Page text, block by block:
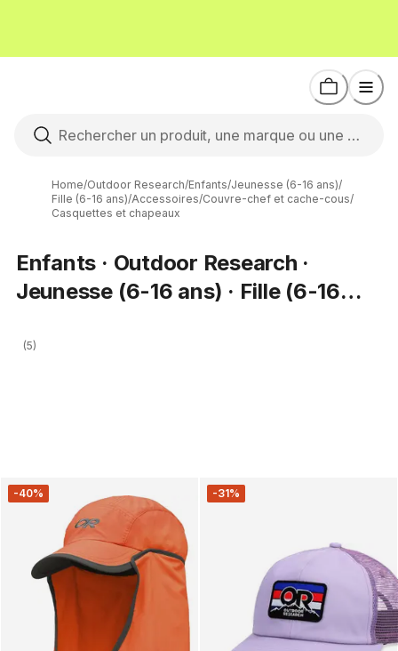
Home/Outdoor Research/Enfants/Jeunesse (6-16 ans)/
Fille (6-16 ans)/Accessoires/Couvre-chef et cache-cous/
Casquettes et chapeaux
Enfants · Outdoor Research ·
Jeunesse (6-16 ans) · Fille (6-16
(5)
-40% -31%